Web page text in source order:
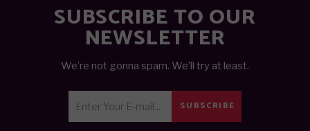
SUBSCRIBE TO OUR
NEWSLETTER
We’re not gonna spam. We’ll try at least.
SUBSCRIBE